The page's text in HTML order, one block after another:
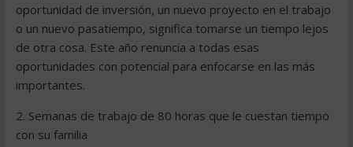
oportunidad de inversión, un nuevo proyecto en el trabajo
o un nuevo pasatiempo, significa tomarse un tiempo lejos
de otra cosa. Este año renuncia a todas esas
oportunidades con potencial para enfocarse en las más
importantes.
2. Semanas de trabajo de 80 horas que le cuestan tiempo
con su familia